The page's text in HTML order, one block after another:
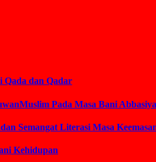
Qada dan Qadar
Pada Masa Bani
Semangat Literasi Masa
Kehidupan